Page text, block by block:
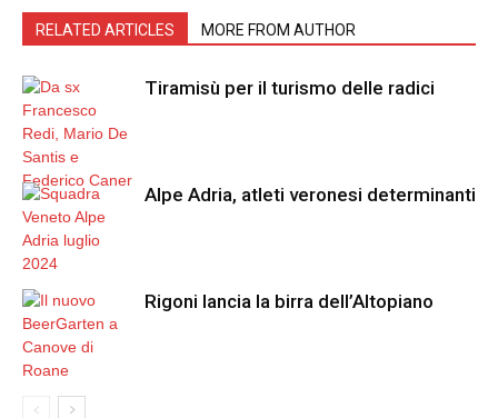
RELATED ARTICLES MORE FROM AUTHOR
Tiramisù per il turismo delle radici
Alpe Adria, atleti veronesi determinanti
Rigoni lancia la birra dell’Altopiano